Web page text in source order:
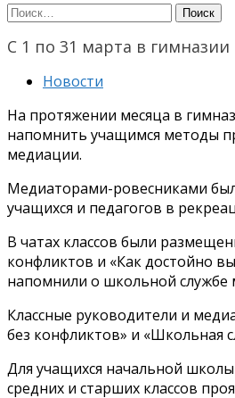
Найти:
С 1 по 31 марта в
Новости
На протяжении месяца в
напомнить учащимся методы
медиации.
Медиаторами-ровесниками
учащихся и педагогов в
В чатах классов были
конфликтов и «Как достойно
напомнили о школьной службе
Классные руководители и
без конфликтов» и «Школьная
Для учащихся начальной
средних и старших классов